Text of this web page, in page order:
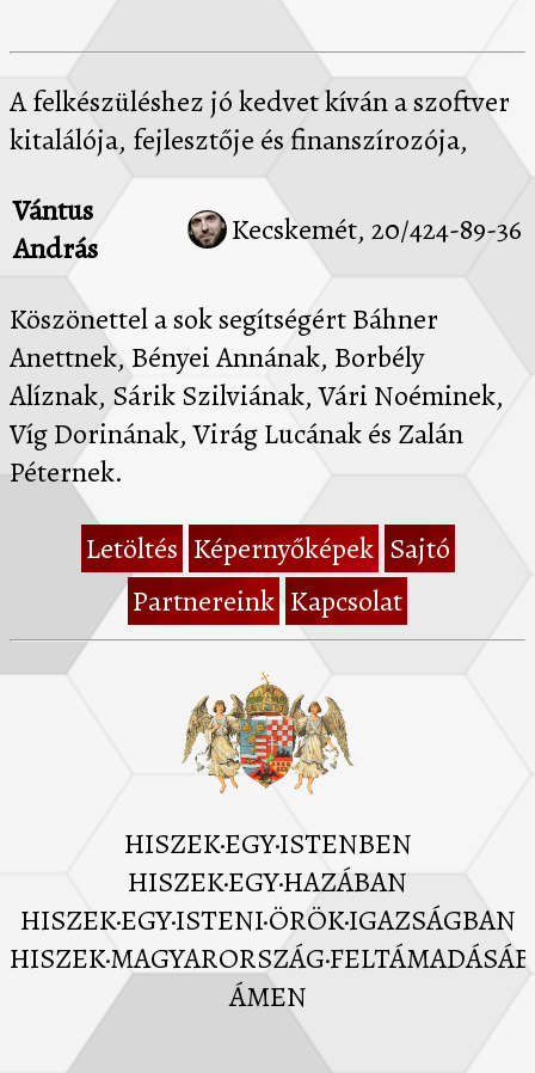
A felkészüléshez jó kedvet kíván a szoftver
kitalálója, fejlesztője és finanszírozója,
Vántus
András
Kecskemét, 20/424-89-36
Köszönettel a sok segítségért Báhner
Anettnek, Bényei Annának, Borbély
Alíznak, Sárik Szilviának, Vári Noéminek,
Víg Dorinának, Virág Lucának és Zalán
Péternek.
Letöltés Képernyőképek Sajtó
Partnereink Kapcsolat
HISZEK·EGY·ISTENBEN
HISZEK·EGY·HAZÁBAN
HISZEK·EGY·ISTENI·ÖRÖK·IGAZSÁGBAN
ÁMEN